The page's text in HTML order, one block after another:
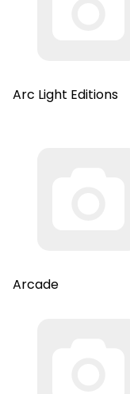
Arc Light Editions
Arcade